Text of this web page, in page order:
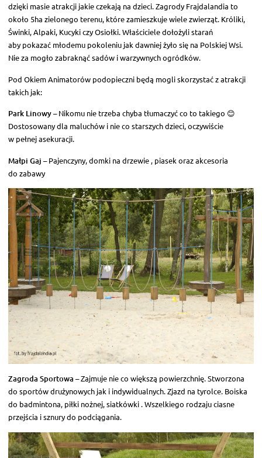
dzięki masie atrakcji jakie czekają na dzieci. Zagrody Frajdalandia to
około 5ha zielonego terenu, które zamieszkuje wiele zwierząt. Króliki,
Świnki, Alpaki, Kucyki czy Osiołki. Właściciele dołożyli starań
aby pokazać młodemu pokoleniu jak dawniej żyło się na Polskiej Wsi.
Nie za mogło zabraknąć sadów i warzywnych ogródków.
Pod Okiem Animatorów podopieczni będą mogli skorzystać z atrakcji
takich jak:
Park Linowy– Nikomu nie trzeba chyba tłumaczyć co to takiego 😊
Dostosowany dla maluchów i nie co starszych dzieci, oczywiście
w pełnej asekuracji.
Małpi Gaj – Pajenczyny, domki na drzewie , piasek oraz akcesoria
do zabawy
Zagroda Sportowa – Zajmuje nie co większą powierzchnię. Stworzona
do sportów drużynowych jak i indywidualnych. Zjazd na tyrolce. Boiska
do badmintona, piłki nożnej, siatkówki . Wszelkiego rodzaju ciasne
przejścia i sznury do podciągania.